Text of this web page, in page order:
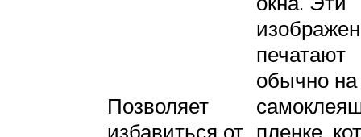
Позволяет
избавиться от
печатают
обычно на
пленке,